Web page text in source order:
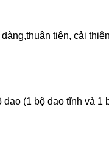
tiện, cải
(1 bộ dao tĩnh và 1